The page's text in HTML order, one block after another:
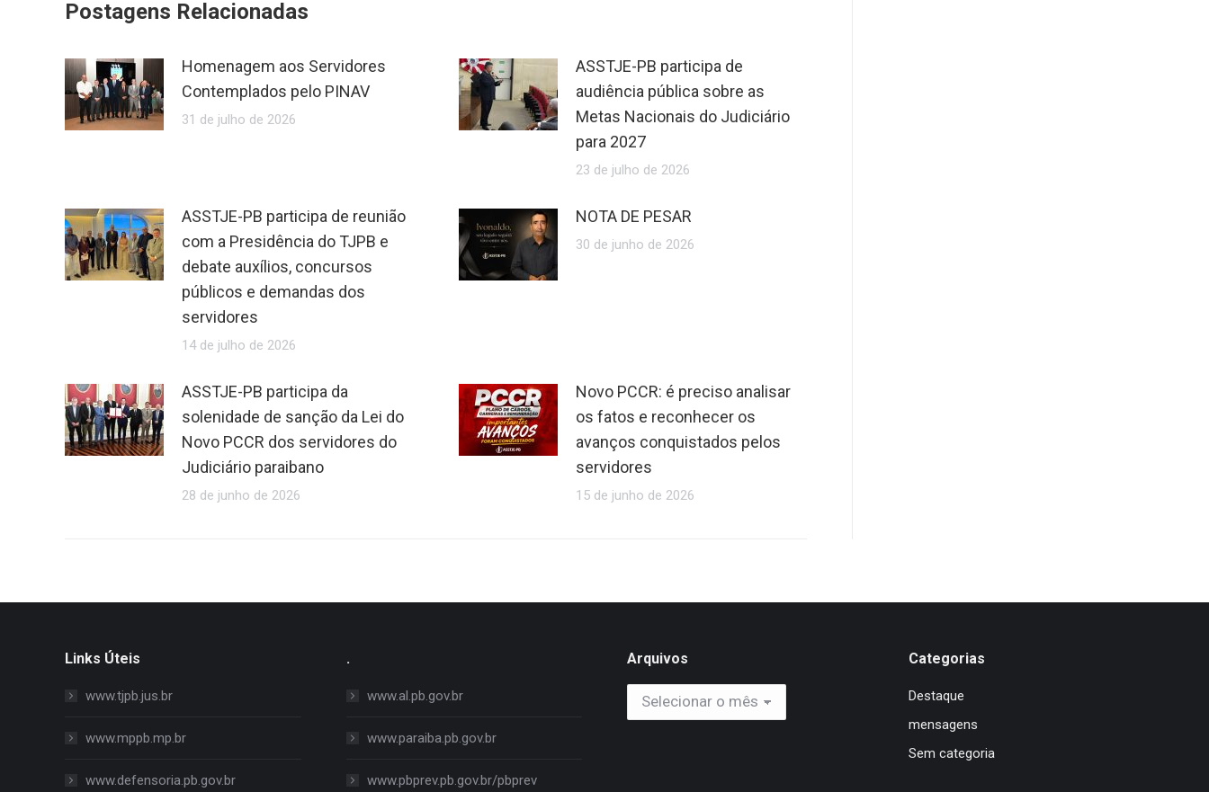
Postagens Relacionadas
Homenagem aos Servidores
Contemplados pelo PINAV
31 de julho de 2026
ASSTJE-PB participa de
audiência pública sobre as
Metas Nacionais do Judiciário
para 2027
23 de julho de 2026
ASSTJE-PB participa de reunião
com a Presidência do TJPB e
debate auxílios, concursos
públicos e demandas dos
servidores
14 de julho de 2026
NOTA DE PESAR
30 de junho de 2026
ASSTJE-PB participa da
solenidade de sanção da Lei do
Novo PCCR dos servidores do
Judiciário paraibano
28 de junho de 2026
Novo PCCR: é preciso analisar
os fatos e reconhecer os
avanços conquistados pelos
servidores
15 de junho de 2026
Links Úteis
www.tjpb.jus.br
www.mppb.mp.br
www.defensoria.pb.gov.br
.
www.al.pb.gov.br
www.paraiba.pb.gov.br
www.pbprev.pb.gov.br/pbprev
Arquivos
Arquivos
Categorias
Destaque
mensagens
Sem categoria